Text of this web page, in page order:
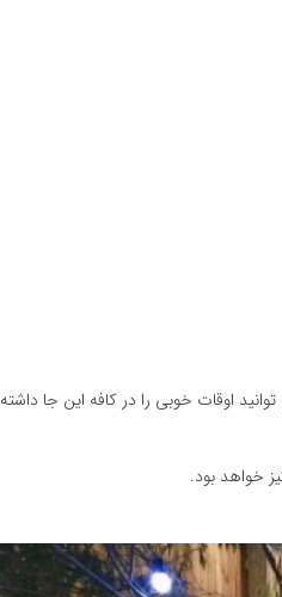
اوقات خوبی را در کافه این جا داشته
خواهد بود.